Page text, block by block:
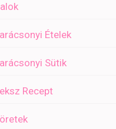
Ételek
Sütik
Recept